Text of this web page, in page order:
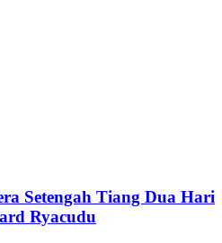
Setengah Tiang Dua Hari
Ryacudu